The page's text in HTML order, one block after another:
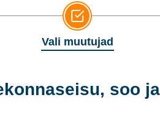
Vali muutujad
soo